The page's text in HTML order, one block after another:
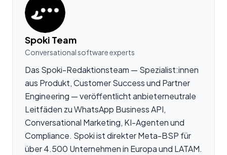
Spoki Team
Conversational software experts
Das Spoki-Redaktionsteam — Spezialist:innen
aus Produkt, Customer Success und Partner
Engineering — veröffentlicht anbieterneutrale
Leitfäden zu WhatsApp Business API,
Conversational Marketing, KI-Agenten und
Compliance. Spoki ist direkter Meta-BSP für
über 4.500 Unternehmen in Europa und LATAM.